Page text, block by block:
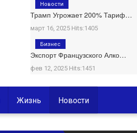
Трамп Угрожает 200% Тариф…
март 16, 2025 Hits:1405
Новости
Экспорт Французского Алко…
фев 12, 2025 Hits:1451
Бизнес
Жизнь Новости